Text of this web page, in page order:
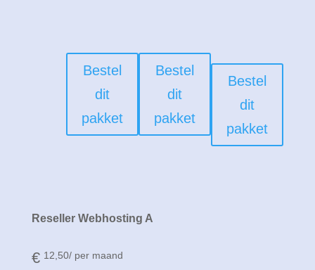
Bestel
dit
pakket
Bestel
dit
pakket
Bestel
dit
pakket
Reseller Webhosting A
€ 12,50/ per maand